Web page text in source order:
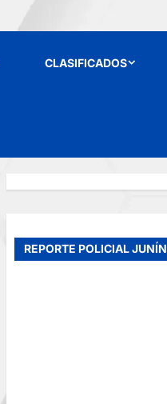
CLASIFICADOS
REPORTE POLICIAL JUNÍN